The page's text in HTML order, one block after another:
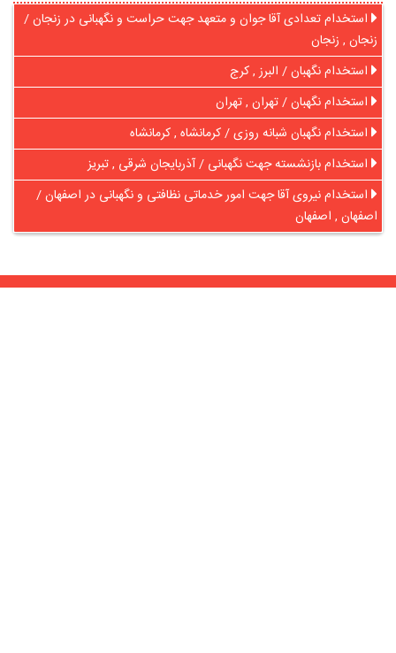
استخدام تعدادی آقا جوان و متعهد جهت حراست و نگهبانی در زنجان /
زنجان , زنجان
استخدام نگهبان / البرز , کرج
استخدام نگهبان / تهران , تهران
استخدام نگهبان شبانه روزی / کرمانشاه , کرمانشاه
استخدام بازنشسته جهت نگهبانی / آذربایجان شرقی , تبریز
استخدام نیروی آقا جهت امور خدماتی نظافتی و نگهبانی در اصفهان /
اصفهان , اصفهان